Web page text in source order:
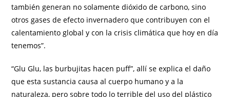
también generan no solamente dióxido de carbono, sino
otros gases de efecto invernadero que contribuyen con el
calentamiento global y con la crisis climática que hoy en día
tenemos”.
“Glu Glu, las burbujitas hacen puff”, allí se explica el daño
que esta sustancia causa al cuerpo humano y a la
naturaleza, pero sobre todo lo terrible del uso del plástico